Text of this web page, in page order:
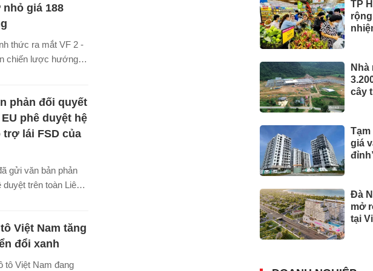
càng được kiểm
việc tối ưu đội xe
mà trở thành một
lược nâng cao
giá 188
thức ra mắt VF 2 -
chiến lược hướng
pin).
phản đối quyết
phê duyệt hệ
trợ lái FSD của
gửi văn bản phản
duyệt trên toàn Liên
Việt Nam tăng
đổi xanh
tô Việt Nam đang
TP
Nhà
cây
giá
Đà
mở
tại